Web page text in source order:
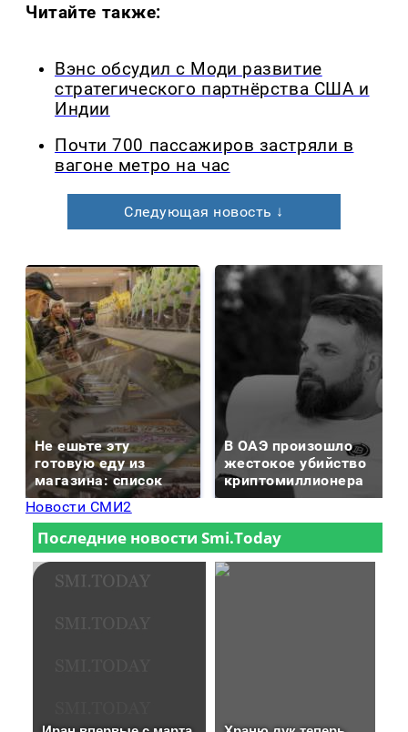
Читайте также:
Вэнс обсудил с Моди развитие
стратегического партнёрства США и
Индии
Почти 700 пассажиров застряли в
вагоне метро на час
Следующая новость ↓
Не ешьте эту
готовую еду из
магазина: список
В ОАЭ произошло
жестокое убийство
криптомиллионера
Новости СМИ2